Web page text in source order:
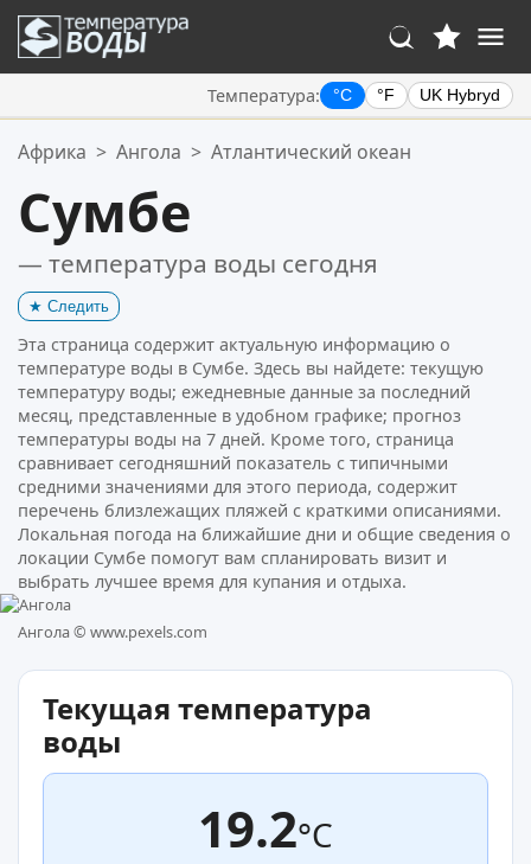
Температура: °C °F UK Hybryd
Ваше избранное:
Африка > Ангола > Атлантический океан
Сумбе
— температура воды сегодня
★ Следить
Эта страница содержит актуальную информацию о
температуре воды в Сумбе. Здесь вы найдете: текущую
температуру воды; ежедневные данные за последний
месяц, представленные в удобном графике; прогноз
температуры воды на 7 дней. Кроме того, страница
сравнивает сегодняшний показатель с типичными
средними значениями для этого периода, содержит
перечень близлежащих пляжей с краткими описаниями.
Локальная погода на ближайшие дни и общие сведения о
локации Сумбе помогут вам спланировать визит и
выбрать лучшее время для купания и отдыха.
Ангола © www.pexels.com
Текущая температура
воды
19.2°C